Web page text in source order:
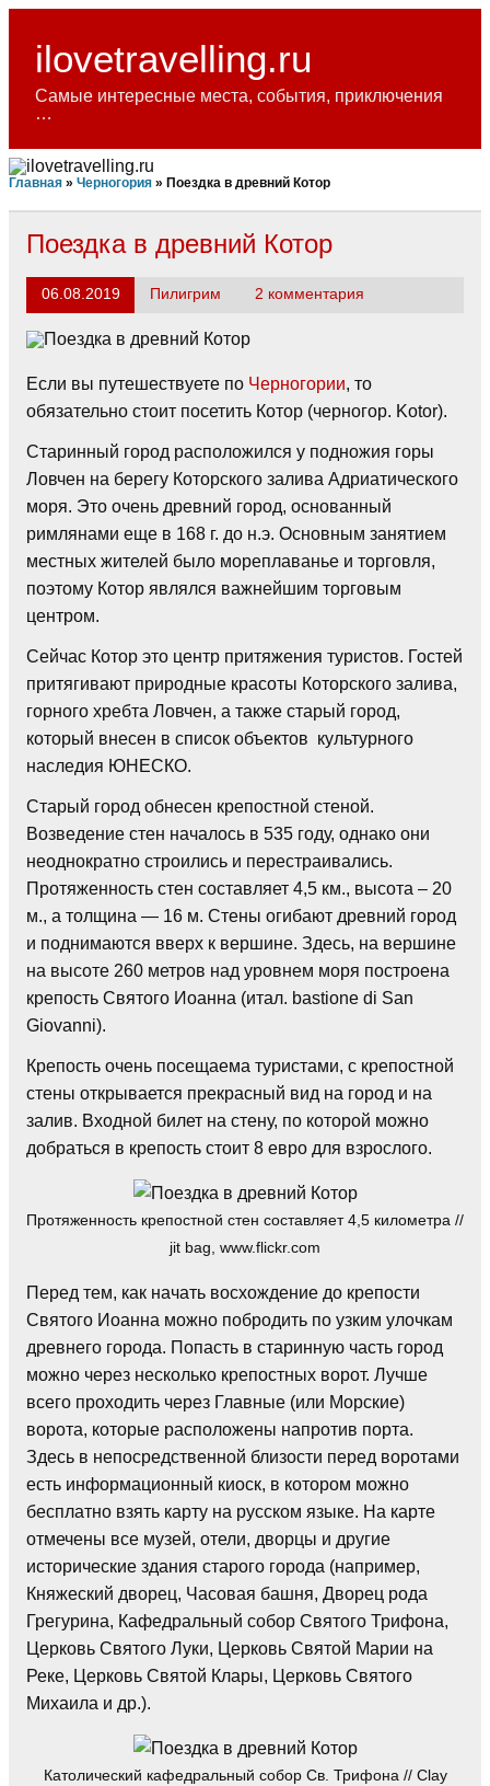
Skip
contentilovetravelling.ru
Самые интересные места, события, приключения
…
Главная » Черногория » Поездка в древний Котор
Поездка в древний Котор
06.08.2019 Пилигрим 2 комментария
Если вы путешествуете по Черногории, то
обязательно стоит посетить Котор (черногор. Kotor).
Старинный город расположился у подножия горы
Ловчен на берегу Которского залива Адриатического
моря. Это очень древний город, основанный
римлянами еще в 168 г. до н.э. Основным занятием
местных жителей было мореплаванье и торговля,
поэтому Котор являлся важнейшим торговым
центром.
Сейчас Котор это центр притяжения туристов. Гостей
притягивают природные красоты Которского залива,
горного хребта Ловчен, а также старый город,
который внесен в список объектов культурного
наследия ЮНЕСКО.
Старый город обнесен крепостной стеной.
Возведение стен началось в 535 году, однако они
неоднократно строились и перестраивались.
Протяженность стен составляет 4,5 км., высота – 20
м., а толщина — 16 м. Стены огибают древний город
и поднимаются вверх к вершине. Здесь, на вершине
на высоте 260 метров над уровнем моря построена
крепость Святого Иоанна (итал. bastione di San
Giovanni).
Крепость очень посещаема туристами, с крепостной
стены открывается прекрасный вид на город и на
залив. Входной билет на стену, по которой можно
добраться в крепость стоит 8 евро для взрослого.
Протяженность крепостной стен составляет 4,5 километра //
jit bag, www.flickr.com
Перед тем, как начать восхождение до крепости
Святого Иоанна можно побродить по узким улочкам
древнего города. Попасть в старинную часть город
можно через несколько крепостных ворот. Лучше
всего проходить через Главные (или Морские)
ворота, которые расположены напротив порта.
Здесь в непосредственной близости перед воротами
есть информационный киоск, в котором можно
бесплатно взять карту на русском языке. На карте
отмечены все музей, отели, дворцы и другие
исторические здания старого города (например,
Княжеский дворец, Часовая башня, Дворец рода
Грегурина, Кафедральный собор Святого Трифона,
Церковь Святого Луки, Церковь Святой Марии на
Реке, Церковь Святой Клары, Церковь Святого
Михаила и др.).
Католический кафедральный собор Св. Трифона // Clay